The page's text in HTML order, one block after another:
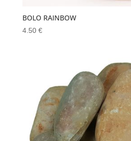
BOLO RAINBOW
4.50 €